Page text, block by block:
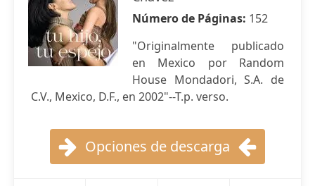
Número de Páginas: 152
"Originalmente publicado
en Mexico por Random
House Mondadori, S.A. de
C.V., Mexico, D.F., en 2002"--T.p. verso.
Opciones de descarga